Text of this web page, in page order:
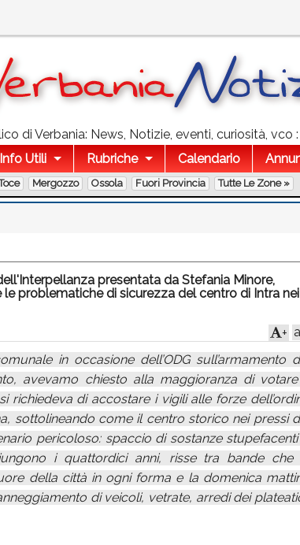
di Verbania: News, Notizie, eventi, curiosità, vco
Info Utili Rubriche Calendario
Mergozzo Ossola Fuori Provincia Tutte Le Zone »
presentata da Stefania Minore,
problematiche di sicurezza del centro di Intra nei
+
in occasione dell’ODG sull’armamento
avevamo chiesto alla maggioranza di
richiedeva di accostare i vigili alle forze
sottolineando come il centro storico nei pressi
pericoloso: spaccio di sostanze
i quattordici anni, risse tra bande che
della città in ogni forma e la domenica
di veicoli, vetrate, arredi dei